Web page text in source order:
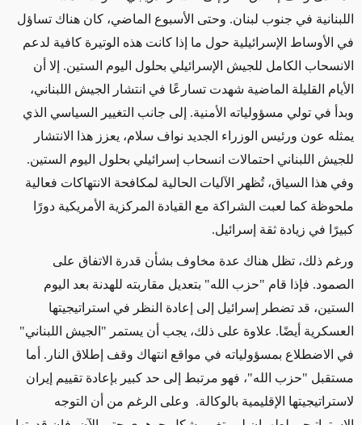
اللبنانية في جنوب لبنان. وحتى الأسبوع الماضي، كان هناك تساؤل
في الأوساط الإسرائيلية حول ما إذا كانت هذه الوتيرة كافية لدعم
الانسحاب الكامل للجيش الإسرائيلي بحلول اليوم الستين. إلا أن
الأيام القليلة الماضية شهدت تسارعًا في انتشار الجيش اللبناني،
وبدأ في تولي مسؤولياته الأمنية. إلى جانب التغيير السياسي الذي
يمثله عون ورئيس الوزراء الجديد نواف سلام، يعزز هذا الانتشار
للجيش اللبناني احتمالات انسحاب إسرائيلي بحلول اليوم الستين.
وفي هذا السياق، تُظهر الآليات الحالية لمكافحة الانتهاكات فعالية
ملحوظة كما لعبت الشراكة مع القيادة المركزية الأمريكية دورًا
كبيرًا في زيادة ثقة إسرائيل.
ورغم ذلك، تظل هناك عدة مخاوف بشأن قدرة الاتفاق على
الصمود. فإذا قام "حزب الله" بتعديل مقاربته للهدنة بعد اليوم
الستين، قد تضطر إسرائيل إلى إعادة النظر في استراتيجيتها
العسكرية أيضًا. علاوة على ذلك، يجب أن يستمر "الجيش اللبناني"
في الاضطلاع بمسؤولياته في مواقع انتهاك وقف إطلاق النار. أما
مستقبل "حزب الله"، فهو مرتبط إلى حد كبير بإعادة تقييم إيران
لاستراتيجيتها الإقليمية بالوكالة. وعلى الرغم من أن التوجه